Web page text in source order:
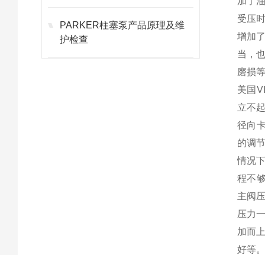
PARKER柱塞泵产品原理及维
护检查
受压
增加
当，
磨损
美国
立不
径向
的调
情况
程不
主阀
压力
加而
好等